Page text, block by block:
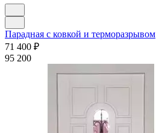
Парадная с ковкой и терморазрывом
71 400 ₽
95 200